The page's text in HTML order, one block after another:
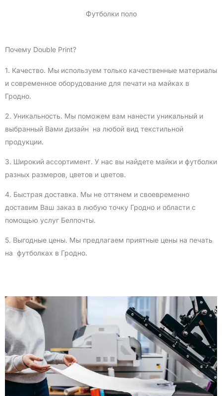
Футболки поло
Почему Double Print?
1. Качество. Мы используем только качественные материалы
и современное оборудование для печати на майках в
Гродно.
2. Уникальность. Мы поможем вам нанести уникальный и
выбранный Вами дизайн на любой вид текстильной
продукции.
3. Широкий ассортимент. У нас вы найдете майки и футболки
разных размеров, цветов и цветов.
4. Быстрая доставка. Мы не оттянем и своевременно
доставим Ваш заказ в любую точку Гродно и области с
помощью услуг Белпочты.
5. Выгодные цены. Мы предлагаем приятные цены на печать
на футболках в Гродно.